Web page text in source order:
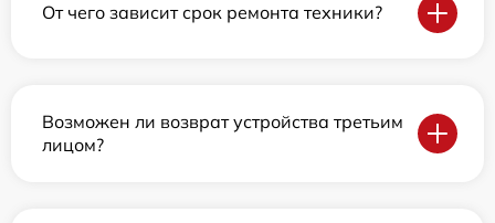
От чего зависит срок ремонта техники?
Возможен ли возврат устройства третьим
лицом?